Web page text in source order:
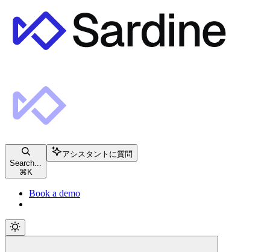
Search...
⌘ K
アシスタントに質問
Book a demo